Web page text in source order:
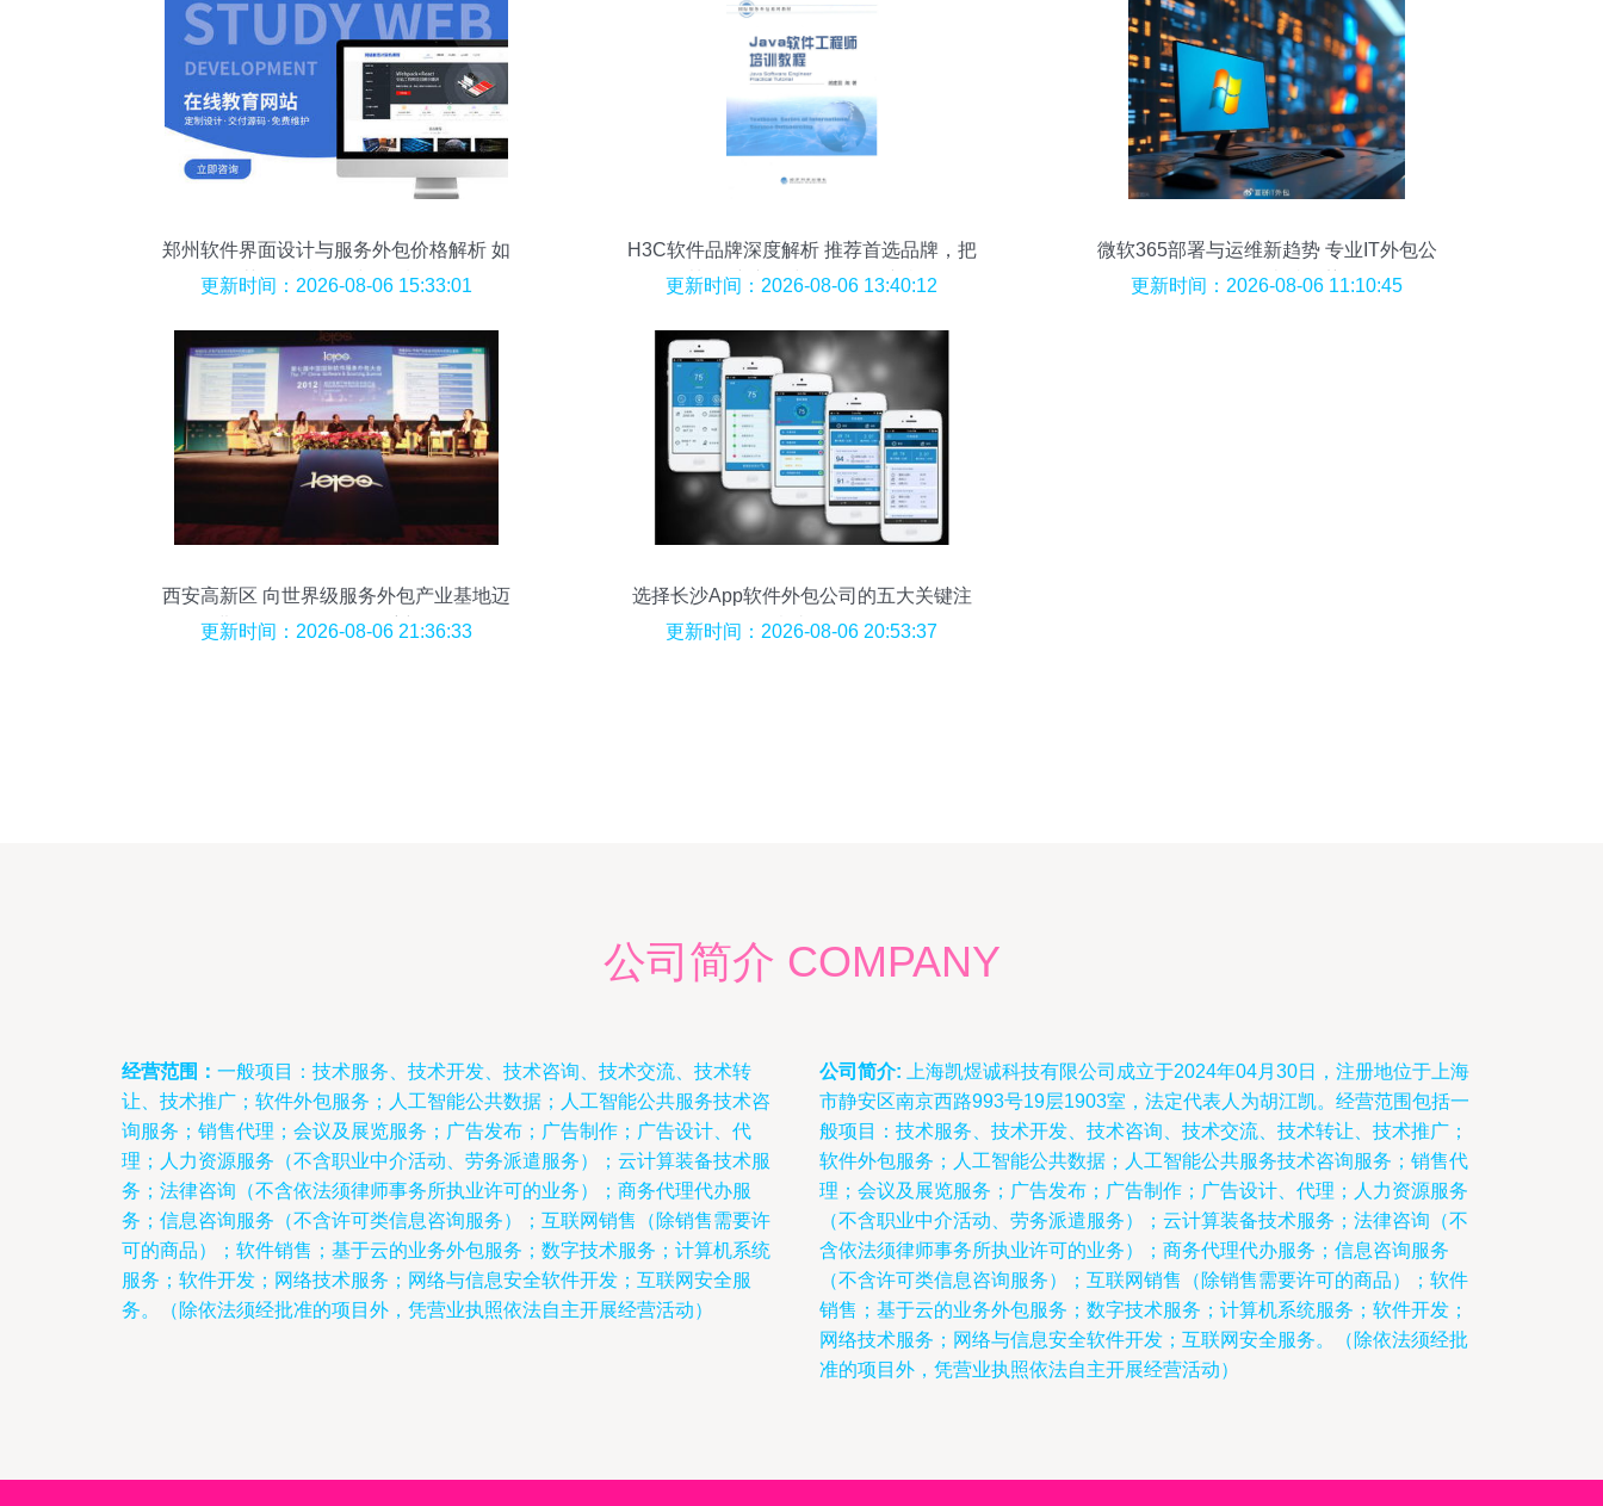
郑州软件界面设计与服务外包价格解析 如
何获取精准报价与优质服务
更新时间：2026-08-06 15:33:01
H3C软件品牌深度解析 推荐首选品牌，把
握以旧换新补贴与外包服务新机遇
更新时间：2026-08-06 13:40:12
微软365部署与运维新趋势 专业IT外包公
司如何展现卓越优势？
更新时间：2026-08-06 11:10:45
西安高新区 向世界级服务外包产业基地迈
进，软件外包服务领航新征程
更新时间：2026-08-06 21:36:33
选择长沙App软件外包公司的五大关键注
意事项
更新时间：2026-08-06 20:53:37
公司简介 COMPANY
经营范围： 一般项目：技术服务、技术开发、技术咨询、技术交流、技术转
让、技术推广；软件外包服务；人工智能公共数据；人工智能公共服务技术咨
询服务；销售代理；会议及展览服务；广告发布；广告制作；广告设计、代
理；人力资源服务（不含职业中介活动、劳务派遣服务）；云计算装备技术服
务；法律咨询（不含依法须律师事务所执业许可的业务）；商务代理代办服
务；信息咨询服务（不含许可类信息咨询服务）；互联网销售（除销售需要许
可的商品）；软件销售；基于云的业务外包服务；数字技术服务；计算机系统
服务；软件开发；网络技术服务；网络与信息安全软件开发；互联网安全服
务。（除依法须经批准的项目外，凭营业执照依法自主开展经营活动）
公司简介: 上海凯煜诚科技有限公司成立于2024年04月30日，注册地位于上海
市静安区南京西路993号19层1903室，法定代表人为胡江凯。经营范围包括一
般项目：技术服务、技术开发、技术咨询、技术交流、技术转让、技术推广；
软件外包服务；人工智能公共数据；人工智能公共服务技术咨询服务；销售代
理；会议及展览服务；广告发布；广告制作；广告设计、代理；人力资源服务
（不含职业中介活动、劳务派遣服务）；云计算装备技术服务；法律咨询（不
含依法须律师事务所执业许可的业务）；商务代理代办服务；信息咨询服务
（不含许可类信息咨询服务）；互联网销售（除销售需要许可的商品）；软件
销售；基于云的业务外包服务；数字技术服务；计算机系统服务；软件开发；
网络技术服务；网络与信息安全软件开发；互联网安全服务。（除依法须经批
准的项目外，凭营业执照依法自主开展经营活动）